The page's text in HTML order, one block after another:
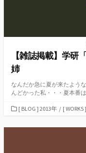
【雑誌掲載】学研
姉
なんだか急に夏が来たよう
んどかった私・・・夏本番
カ
ゴ
[ BLOG ] 2013年 / [ WORKS